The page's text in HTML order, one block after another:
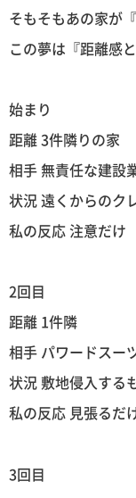
そもそもあの家が
この夢は『距離感
始まり
距離 3件隣りの家
相手 無責任な建設
状況 遠くからのク
私の反応 注意だけ
2回目
距離 1件隣
相手 パワードスー
状況 敷地侵入する
私の反応 見張るだ
3回目